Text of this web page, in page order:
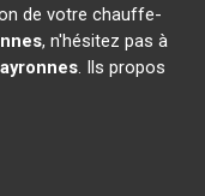
de votre chauffe-
, n'hésitez pas à
. Ils propos